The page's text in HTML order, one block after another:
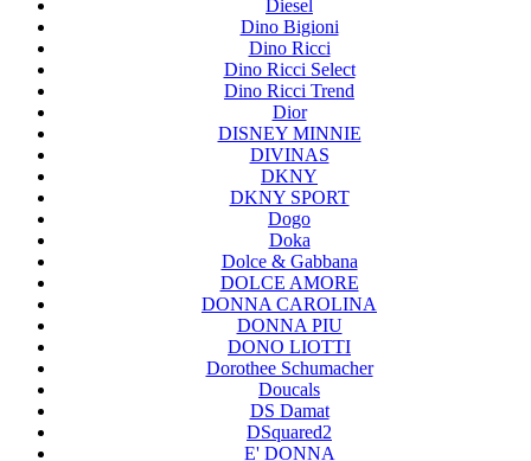
Diesel
Dino Bigioni
Dino Ricci
Dino Ricci Select
Dino Ricci Trend
Dior
DISNEY MINNIE
DIVINAS
DKNY
DKNY SPORT
Dogo
Doka
Dolce & Gabbana
DOLCE AMORE
DONNA CAROLINA
DONNA PIU
DONO LIOTTI
Dorothee Schumacher
Doucals
DS Damat
DSquared2
E' DONNA